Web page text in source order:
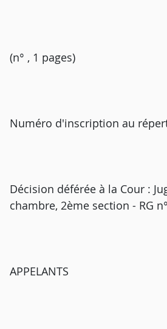
(n° , 1 pages)
Numéro d'inscription au
Décision déférée à la Cour :
chambre, 2ème section - RG
APPELANTS